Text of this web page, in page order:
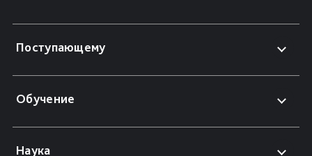
Поступающему
Обучение
Наука